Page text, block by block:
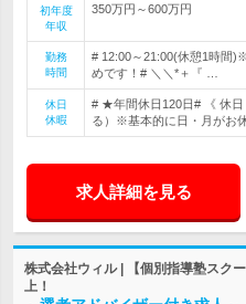
初年度
年収
350万円～600万円
勤務
時間
# 12:00～21:00(休憩1時
めです！# ＼＼*＋『 …
休日
休暇
# ★年間休日120日# 《 休日
る）※基本的に日・月がお
求人詳細を見る
株式会社ウィル | 【個別指導塾スク
上！